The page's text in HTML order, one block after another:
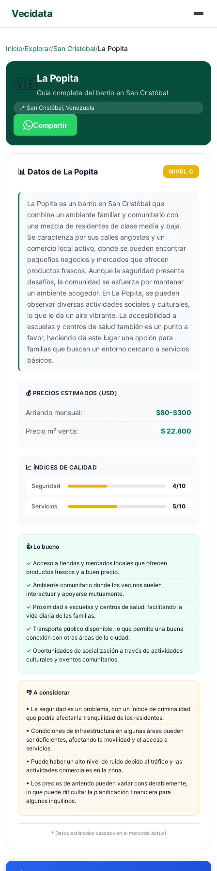
Vecidata
Inicio/Explorar/San Cristóbal/La Popita
🇻🇪La Popita
Guía completa del barrio en San Cristóbal
📍 San Cristóbal, Venezuela
Compartir
📊 Datos de La Popita NIVEL C
La Popita es un barrio en San Cristóbal que
combina un ambiente familiar y comunitario con
una mezcla de residentes de clase media y baja.
Se caracteriza por sus calles angostas y un
comercio local activo, donde se pueden encontrar
pequeños negocios y mercados que ofrecen
productos frescos. Aunque la seguridad presenta
desafíos, la comunidad se esfuerza por mantener
un ambiente acogedor. En La Popita, se pueden
observar diversas actividades sociales y culturales,
lo que le da un aire vibrante. La accesibilidad a
escuelas y centros de salud también es un punto a
favor, haciendo de este lugar una opción para
familias que buscan un entorno cercano a servicios
básicos.
💰 PRECIOS ESTIMADOS (USD)
Arriendo mensual: $80-$300
Precio m² venta: $ 22.800
📈 ÍNDICES DE CALIDAD
Seguridad 4/10
Servicios 5/10
👍 Lo bueno
✓ Acceso a tiendas y mercados locales que ofrecen
productos frescos y a buen precio.
✓ Ambiente comunitario donde los vecinos suelen
interactuar y apoyarse mutuamente.
✓ Proximidad a escuelas y centros de salud, facilitando la
vida diaria de las familias.
✓ Transporte público disponible, lo que permite una buena
conexión con otras áreas de la ciudad.
✓ Oportunidades de socialización a través de actividades
culturales y eventos comunitarios.
👎 A considerar
• La seguridad es un problema, con un índice de criminalidad
que podría afectar la tranquilidad de los residentes.
• Condiciones de infraestructura en algunas áreas pueden
ser deficientes, afectando la movilidad y el acceso a
servicios.
• Puede haber un alto nivel de ruido debido al tráfico y las
actividades comerciales en la zona.
• Los precios de arriendo pueden variar considerablemente,
lo que puede dificultar la planificación financiera para
algunos inquilinos.
* Datos estimados basados en el mercado actual